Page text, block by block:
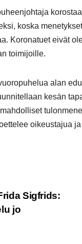
koska
Koronatuet eivät
toimijoille.
alan
kesän
oikeustajua
Sigfrids:
jo